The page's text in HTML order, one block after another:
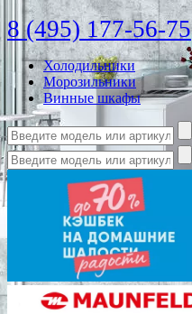
8 (495) 177-56-75
Холодильники
Морозильники
Винные шкафы